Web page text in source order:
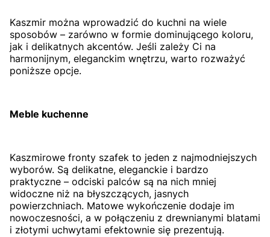
Kaszmir można wprowadzić do kuchni na wiele
sposobów – zarówno w formie dominującego koloru,
jak i delikatnych akcentów. Jeśli zależy Ci na
harmonijnym, eleganckim wnętrzu, warto rozważyć
poniższe opcje.
Meble kuchenne
Kaszmirowe fronty szafek to jeden z najmodniejszych
wyborów. Są delikatne, eleganckie i bardzo
praktyczne – odciski palców są na nich mniej
widoczne niż na błyszczących, jasnych
powierzchniach. Matowe wykończenie dodaje im
nowoczesności, a w połączeniu z drewnianymi blatami
i złotymi uchwytami efektownie się prezentują.